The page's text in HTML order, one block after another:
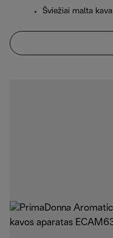
Šviežiai malta kava